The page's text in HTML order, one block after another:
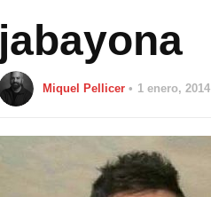
jabayona
Miquel Pellicer 1 enero, 2014